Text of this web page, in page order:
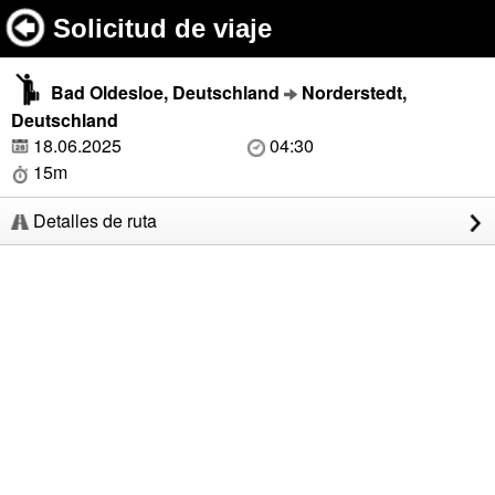
Solicitud de viaje
Bad Oldesloe, Deutschland
Norderstedt,
Deutschland
18.06.2025
04:30
15m
Detalles de ruta